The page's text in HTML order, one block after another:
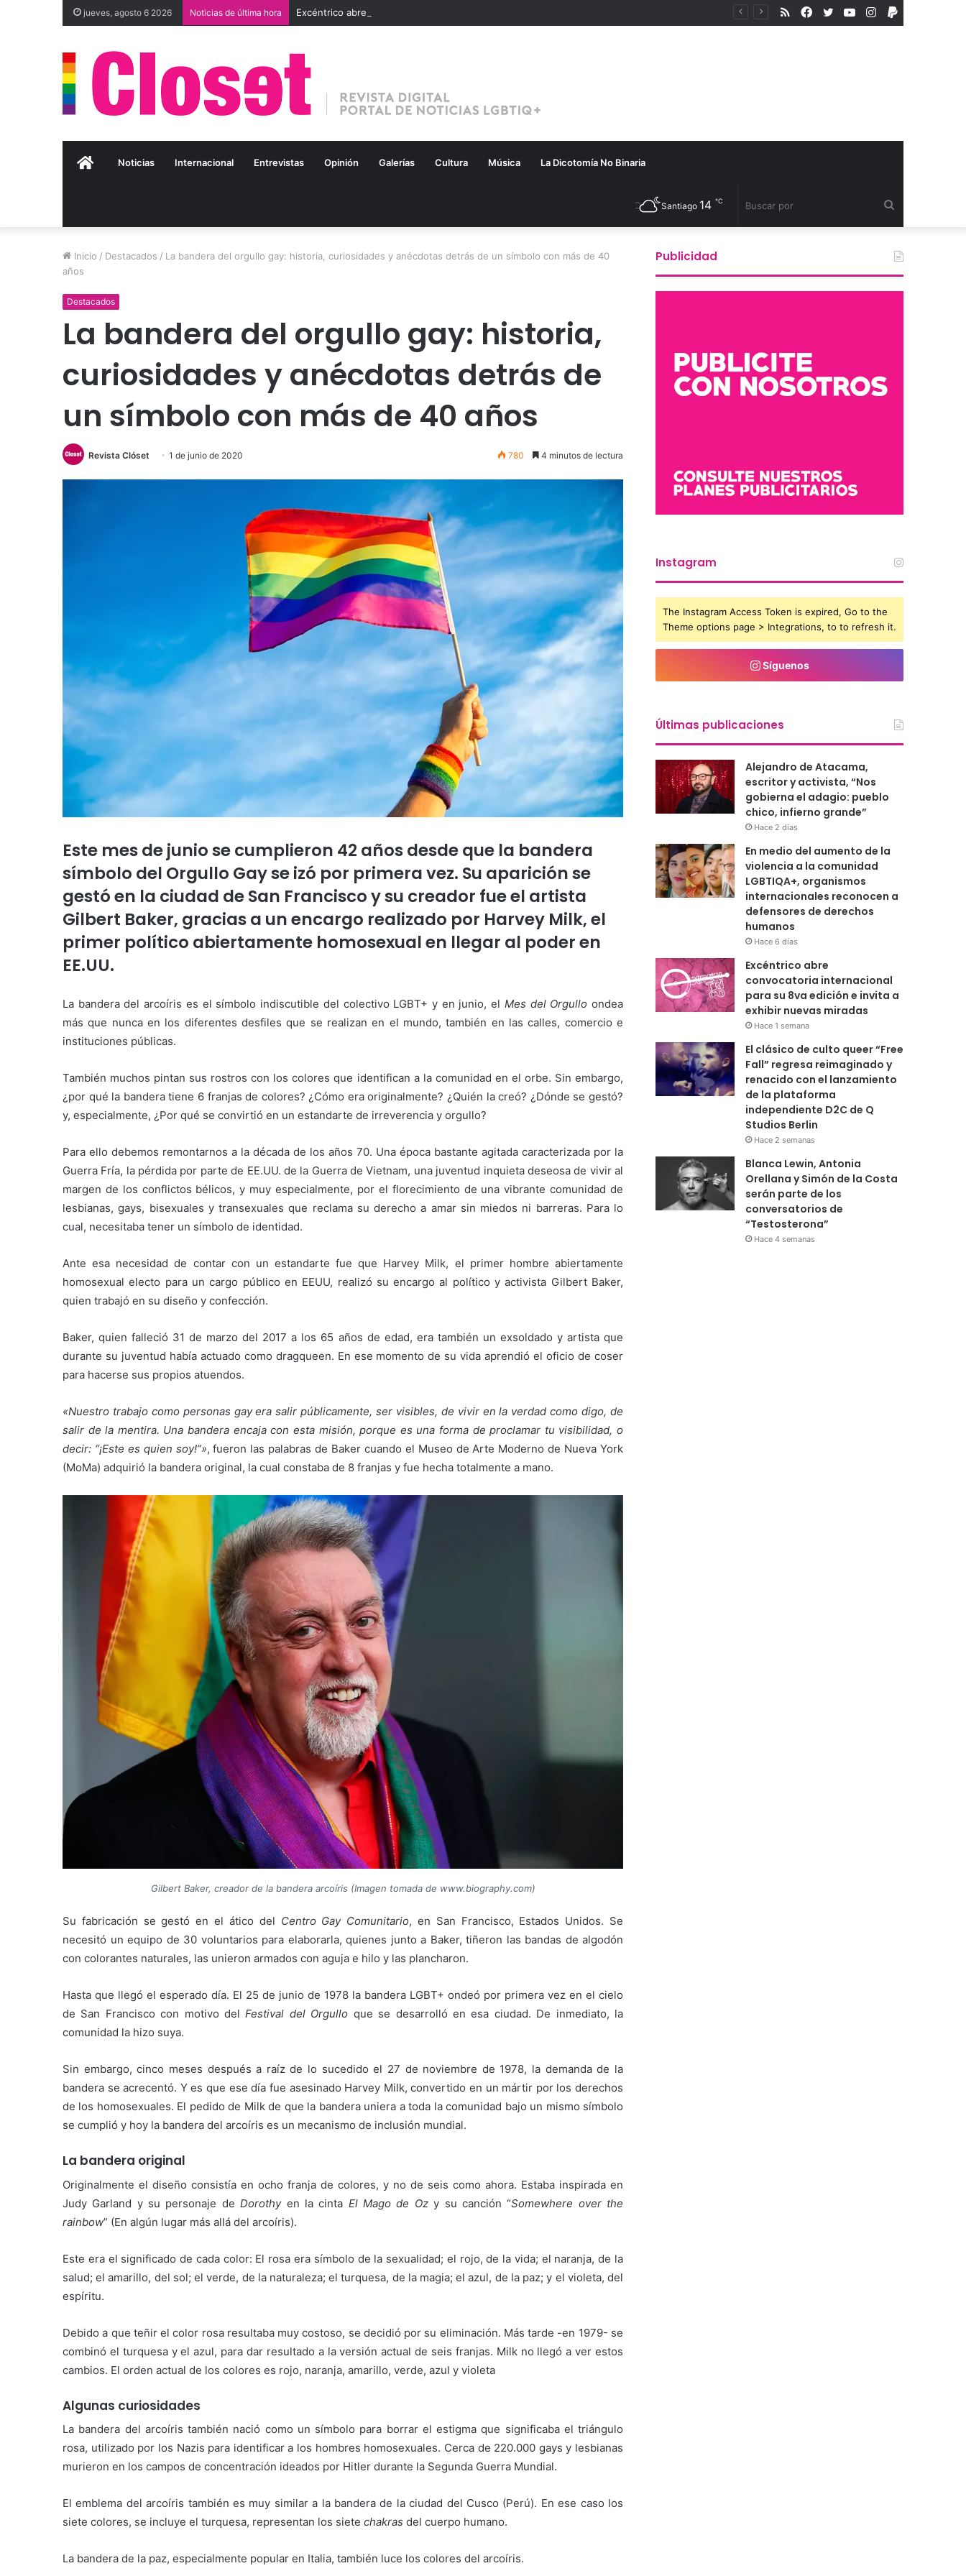
jueves, agosto 6 2026 Noticias de última hora PayPal
Instagram
YouTube
Twitter
Facebook
RSS
Inicio Noticias Internacional Entrevistas Opinión Galerías Cultura Música La Dicotomía No Binaria
por
Santiago 14 ℃
Inicio / Destacados / La bandera del orgullo gay: historia, curiosidades y anécdotas detrás de un símbolo con más de 40
años
Destacados
La bandera del orgullo gay: historia,
curiosidades y anécdotas detrás de
un símbolo con más de 40 años
Revista Clóset 1 de junio de 2020 780 4 minutos de lectura
Este mes de junio se cumplieron 42 años desde que la bandera
símbolo del Orgullo Gay se izó por primera vez. Su aparición se
gestó en la ciudad de San Francisco y su creador fue el artista
Gilbert Baker, gracias a un encargo realizado por Harvey Milk, el
primer político abiertamente homosexual en llegar al poder en
EE.UU.
La bandera del arcoíris es el símbolo indiscutible del colectivo LGBT+ y en junio, el Mes del Orgullo ondea
más que nunca en los diferentes desfiles que se realizan en el mundo, también en las calles, comercio e
instituciones públicas.
También muchos pintan sus rostros con los colores que identifican a la comunidad en el orbe. Sin embargo,
¿por qué la bandera tiene 6 franjas de colores? ¿Cómo era originalmente? ¿Quién la creó? ¿Dónde se gestó?
y, especialmente, ¿Por qué se convirtió en un estandarte de irreverencia y orgullo?
Para ello debemos remontarnos a la década de los años 70. Una época bastante agitada caracterizada por la
Guerra Fría, la pérdida por parte de EE.UU. de la Guerra de Vietnam, una juventud inquieta deseosa de vivir al
margen de los conflictos bélicos, y muy especialmente, por el florecimiento de una vibrante comunidad de
lesbianas, gays, bisexuales y transexuales que reclama su derecho a amar sin miedos ni barreras. Para lo
cual, necesitaba tener un símbolo de identidad.
Ante esa necesidad de contar con un estandarte fue que Harvey Milk, el primer hombre abiertamente
homosexual electo para un cargo público en EEUU, realizó su encargo al político y activista Gilbert Baker,
quien trabajó en su diseño y confección.
Baker, quien falleció 31 de marzo del 2017 a los 65 años de edad, era también un exsoldado y artista que
durante su juventud había actuado como dragqueen. En ese momento de su vida aprendió el oficio de coser
para hacerse sus propios atuendos.
«Nuestro trabajo como personas gay era salir públicamente, ser visibles, de vivir en la verdad como digo, de
salir de la mentira. Una bandera encaja con esta misión, porque es una forma de proclamar tu visibilidad, o
decir: “¡Este es quien soy!”», fueron las palabras de Baker cuando el Museo de Arte Moderno de Nueva York
(MoMa) adquirió la bandera original, la cual constaba de 8 franjas y fue hecha totalmente a mano.
Gilbert Baker, creador de la bandera arcoíris (Imagen tomada de www.biography.com)
Su fabricación se gestó en el ático del Centro Gay Comunitario, en San Francisco, Estados Unidos. Se
necesitó un equipo de 30 voluntarios para elaborarla, quienes junto a Baker, tiñeron las bandas de algodón
con colorantes naturales, las unieron armados con aguja e hilo y las plancharon.
Hasta que llegó el esperado día. El 25 de junio de 1978 la bandera LGBT+ ondeó por primera vez en el cielo
de San Francisco con motivo delFestival del Orgullo que se desarrolló en esa ciudad. De inmediato, la
comunidad la hizo suya.
Sin embargo, cinco meses después a raíz de lo sucedido el 27 de noviembre de 1978, la demanda de la
bandera se acrecentó. Y es que ese día fue asesinado Harvey Milk, convertido en un mártir por los derechos
de los homosexuales. El pedido de Milk de que la bandera uniera a toda la comunidad bajo un mismo símbolo
se cumplió y hoy la bandera del arcoíris es un mecanismo de inclusión mundial.
La bandera original
Originalmente el diseño consistía en ocho franja de colores, y no de seis como ahora. Estaba inspirada en
Judy Garland y su personaje deDorothy en la cinta El Mago de Ozy su canción “Somewhere over the
rainbow” (En algún lugar más allá del arcoíris).
Este era el significado de cada color: El rosa era símbolo de la sexualidad; el rojo, de la vida; el naranja, de la
salud; el amarillo, del sol; el verde, de la naturaleza; el turquesa, de la magia; el azul, de la paz; y el violeta, del
espíritu.
Debido a que teñir el color rosa resultaba muy costoso, se decidió por su eliminación. Más tarde -en 1979- se
combinó el turquesa y el azul, para dar resultado a la versión actual de seis franjas. Milk no llegó a ver estos
cambios. El orden actual de los colores es rojo, naranja, amarillo, verde, azul y violeta
Algunas curiosidades
La bandera del arcoíris también nació como un símbolo para borrar el estigma que significaba el triángulo
rosa, utilizado por los Nazis para identificar a los hombres homosexuales. Cerca de 220.000 gays y lesbianas
murieron en los campos de concentración ideados por Hitler durante la Segunda Guerra Mundial.
El emblema del arcoíris también es muy similar a la bandera de la ciudad del Cusco (Perú). En ese caso los
siete colores, se incluye el turquesa, representan los siete chakras del cuerpo humano.
La bandera de la paz, especialmente popular en Italia, también luce los colores del arcoíris.
Publicidad
Instagram
The Instagram Access Token is expired, Go to the
Theme options page > Integrations, to to refresh it.
Síguenos
Últimas publicaciones
Alejandro de Atacama,
escritor y activista, “Nos
gobierna el adagio: pueblo
chico, infierno grande”
Hace 2 días
En medio del aumento de la
violencia a la comunidad
LGBTIQA+, organismos
internacionales reconocen a
defensores de derechos
humanos
Hace 6 días
Excéntrico abre
convocatoria internacional
para su 8va edición e invita a
exhibir nuevas miradas
Hace 1 semana
El clásico de culto queer “Free
Fall” regresa reimaginado y
renacido con el lanzamiento
de la plataforma
independiente D2C de Q
Studios Berlin
Hace 2 semanas
Blanca Lewin, Antonia
Orellana y Simón de la Costa
serán parte de los
conversatorios de
“Testosterona”
Hace 4 semanas